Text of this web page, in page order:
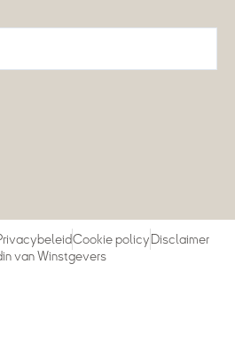
Cookie policyDisclaimer
van Winstgevers